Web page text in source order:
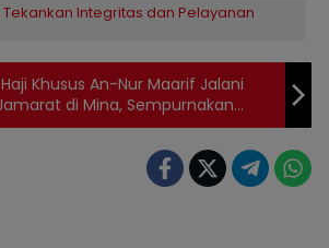
Tekankan Integritas dan Pelayanan
Khusus An-Nur Maarif Jalani
di Mina, Sempurnakan
Ibadah Haji 1447 H